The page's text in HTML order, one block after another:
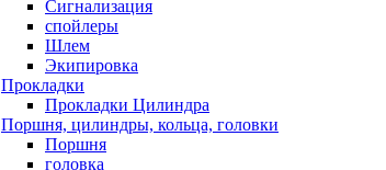
Сигнализация
спойлеры
Шлем
Экипировка
Прокладки
Прокладки Цилиндра
Поршня, цилиндры, кольца, головки
Поршня
головка